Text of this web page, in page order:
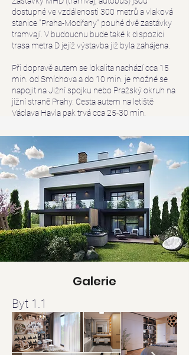
dostupné ve vzdálenosti 300 metrů a vlaková
stanice "Praha-Modřany" pouhé dvě zastávky
tramvají. V budoucnu bude také k dispozici
trasa metra D jejíž výstavba již byla zahájena.
Při dopravě autem se lokalita nachází cca 15
min. od Smíchova a do 10 min. je možné se
napojit na Jižní spojku nebo Pražský okruh na
jižní straně Prahy. Cesta autem na letiště
Václava Havla pak trvá cca 25-30 min.
Galerie
Byt 1.1